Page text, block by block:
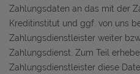
Zahlungsdaten an das mit der
Kreditinstitut und ggf. von uns
Zahlungsdienstleister weiter
Zahlungsdienst. Zum Teil
Zahlungsdienstleister diese